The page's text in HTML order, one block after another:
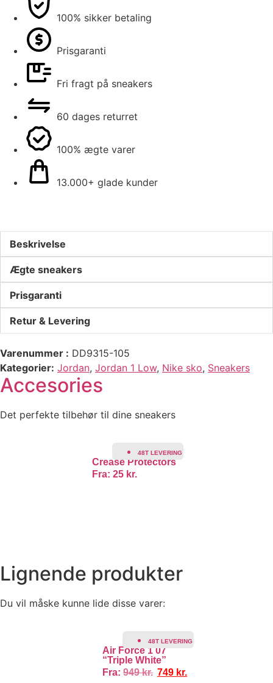
100% sikker betaling
Prisgaranti
Fri fragt på sneakers
60 dages returret
100% ægte varer
13.000+ glade kunder
Beskrivelse
Ægte sneakers
Prisgaranti
Retur & Levering
Varenummer
DD9315-105
Kategorier Jordan, Jordan 1 Low, Nike sko, Sneakers
Accesories
Det perfekte tilbehør til dine sneakers
48T LEVERING
Crease Protectors
Fra: 25 kr.
Lignende produkter
Du vil måske kunne lide disse varer:
48T LEVERING
Air Force 1 07
“Triple White”
Fra: 949kr. 749 kr.